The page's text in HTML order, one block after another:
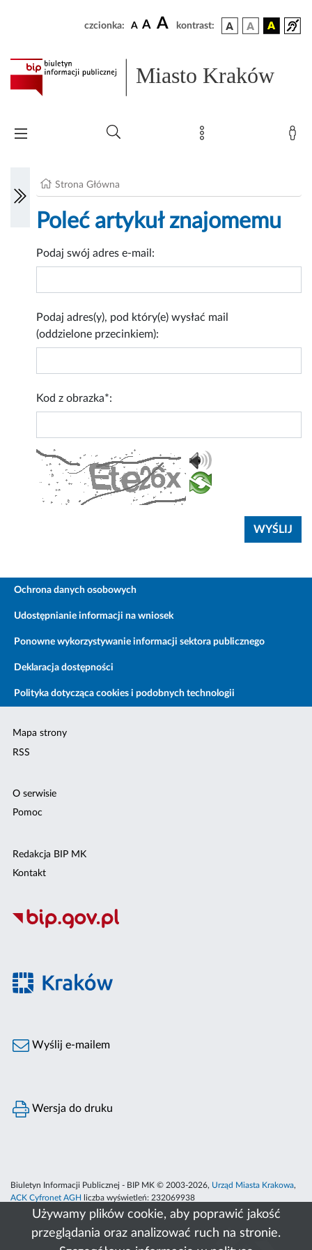
Używamy plików cookie, aby poprawić jakość
przeglądania oraz analizować ruch na stronie.
czcionka: A A A kontrast:
Miasto Kraków
Strona Główna
Poleć artykuł znajomemu
Podaj swój adres e-mail:
Podaj adres(y), pod który(e) wysłać mail
(oddzielone przecinkiem):
Kod z obrazka*:
Ochrona danych osobowych
Udostępnianie informacji na wniosek
Ponowne wykorzystywanie informacji sektora publicznego
Deklaracja dostępności
Polityka dotycząca cookies i podobnych technologii
Mapa strony
RSS
O serwisie
Pomoc
Redakcja BIP MK
Kontakt
Wyślij e-mailem
Wersja do druku
Biuletyn Informacji Publicznej - BIP MK © 2003-2026, Urząd Miasta Krakowa,
ACK Cyfronet AGH
liczba wyświetleń: 232069938